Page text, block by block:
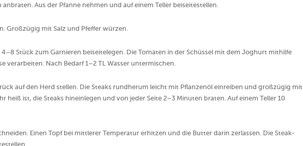
Aus der Pfanne nehmen und auf einem Teller beiseitestellen.
Großzügig mit Salz und Pfeffer würzen.
4–8 Stück zum Garnieren beiseitelegen. Die Tomaten in der Schüssel mit dem Joghurt mithilfe
verarbeiten. Nach Bedarf 1–2 TL Wasser untermischen.
auf den Herd stellen. Die Steaks rundherum leicht mit Pflanzenöl einreiben und großzügig mit
heiß ist, die Steaks hineinlegen und von jeder Seite 2–3 Minuten braten. Auf einem Teller 10
Einen Topf bei mittlerer Temperatur erhitzen und die Butter darin zerlassen. Die Steak-